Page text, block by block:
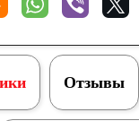
Отзывы